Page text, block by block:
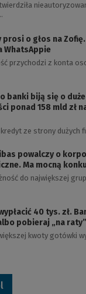
prosi o głos na
WhatsAppie
przychodzi z konta
banki biją się o
ponad 158 mld zł
ze strony dużych
powalczy o
Ma mocną
do największej
40 tys. zł.
pobieraj „na raty”
kwoty gotówki